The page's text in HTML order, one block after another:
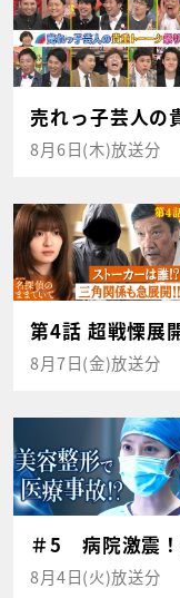
売れっ子芸人の
8月6日(木)放送分
第4話 超戦慄展
8月7日(金)放送分
＃5 病院激震
8月4日(火)放送分